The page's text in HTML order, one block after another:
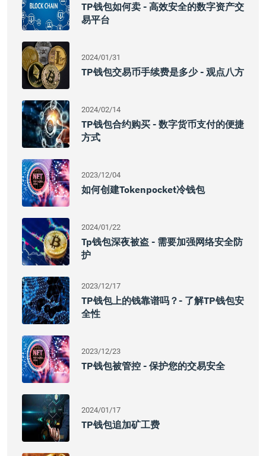
TP钱包如何卖 - 高效安全的数字资产交
易平台
2024/01/31
TP钱包交易币手续费是多少 - 观点八方
2024/02/14
TP钱包合约购买 - 数字货币支付的便捷
方式
2023/12/04
如何创建tokenpocket冷钱包
2024/01/22
Tp钱包深夜被盗 - 需要加强网络安全防
护
2023/12/17
TP钱包上的钱靠谱吗？- 了解TP钱包安
全性
2023/12/23
TP钱包被管控 - 保护您的交易安全
2024/01/17
TP钱包追加矿工费